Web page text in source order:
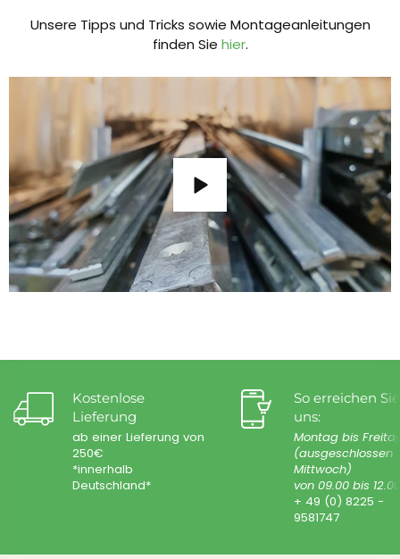
Unsere Tipps und Tricks sowie Montageanleitungen
finden Sie hier.
Kostenlose
Lieferung
ab einer Lieferung von
250€
*innerhalb
Deutschland*
So erreichen Sie
uns:
Montag bis
(ausgeschlossen
Mittwoch)
von 09.00 bis
+ 49 (0) 8225 -
9581747